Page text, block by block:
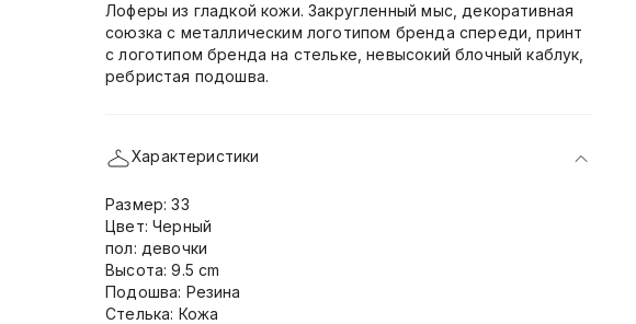
Лоферы из гладкой кожи. Закругленный мыс, декоративная
союзка с металлическим логотипом бренда спереди, принт
с логотипом бренда на стельке, невысокий блочный каблук,
ребристая подошва.
Характеристики
Размер: 33
Цвет: Черный
пол: девочки
Высота: 9.5 cm
Подошва: Резина
Стелька: Кожа